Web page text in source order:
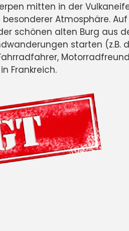
mitten in der
Atmosphäre.
alten Burg aus
starten (z.B.
Frankreich.